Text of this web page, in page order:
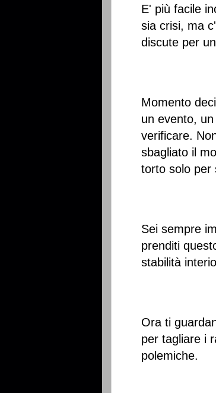
E' più facile
sia crisi, ma
discute per
Momento
un evento,
verificare.
sbagliato il
torto solo per
Sei sempre
prenditi
stabilità
Ora ti
per tagliare i
polemiche.